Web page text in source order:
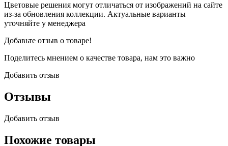
Цветовые решения могут отличаться от изображений на сайте
из-за обновления коллекции. Актуальные варианты
уточняйте у менеджера
Добавьте отзыв о товаре!
Поделитесь мнением о качестве товара, нам это важно
Добавить отзыв
Отзывы
Добавить отзыв
Похожие товары